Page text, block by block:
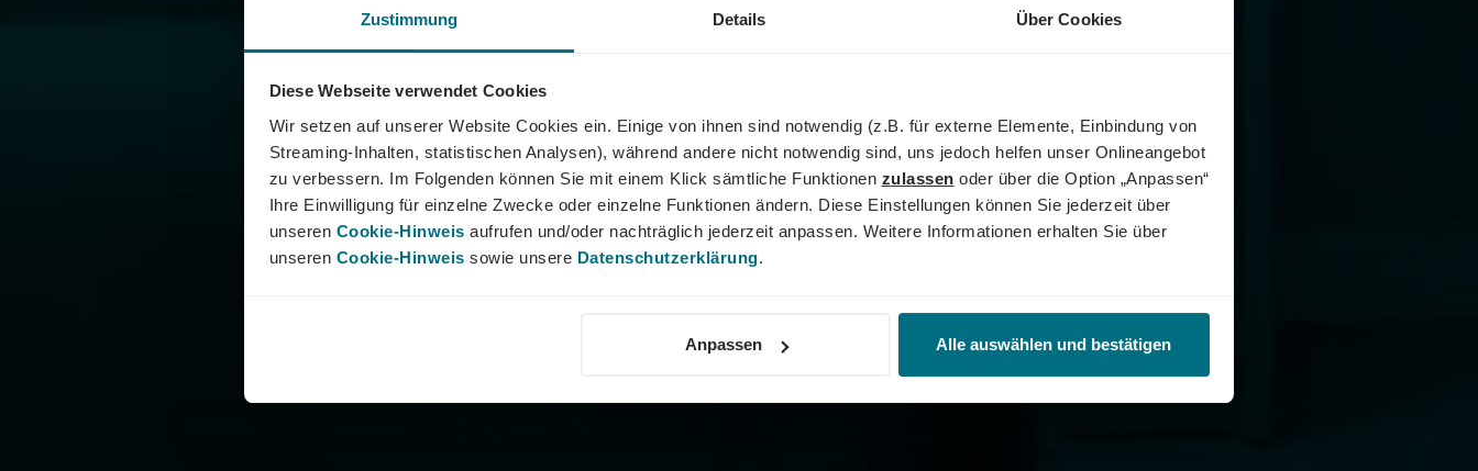
Zustimmung Details Über Cookies
Diese Webseite verwendet Cookies
Wir setzen auf unserer Website Cookies ein. Einige von ihnen sind notwendig (z.B. für externe Elemente, Einbindung von
Streaming-Inhalten, statistischen Analysen), während andere nicht notwendig sind, uns jedoch helfen unser Onlineangebot
zu verbessern. Im Folgenden können Sie mit einem Klick sämtliche Funktionen zulassen oder über die Option „Anpassen“
Ihre Einwilligung für einzelne Zwecke oder einzelne Funktionen ändern. Diese Einstellungen können Sie jederzeit über
unseren Cookie-Hinweis aufrufen und/oder nachträglich jederzeit anpassen. Weitere Informationen erhalten Sie über
unseren Cookie-Hinweis sowie unsere Datenschutzerklärung.
Anpassen Alle auswählen und bestätigen